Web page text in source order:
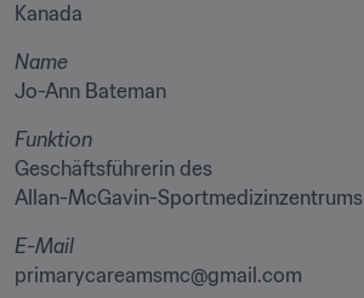
Kanada
Name
Jo-Ann Bateman
Funktion
Geschäftsführerin des
Allan-McGavin-Sportmedizinzentrums
E-Mail
primarycareamsmc@gmail.com